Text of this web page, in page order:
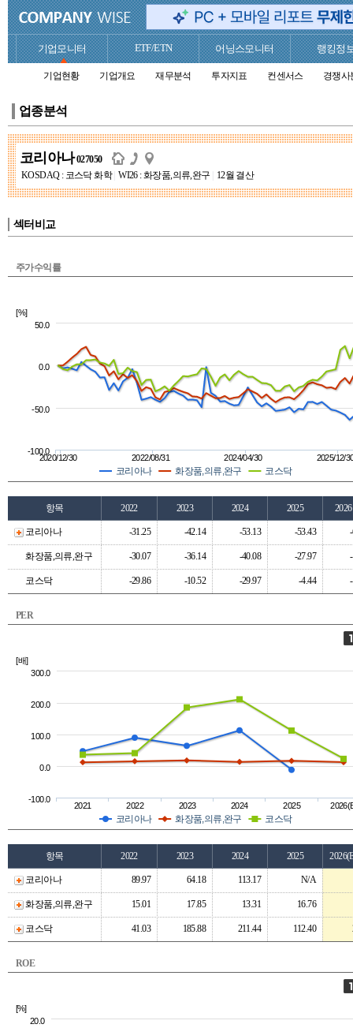
기업모니터 ETF/ETN 어닝스모니터 랭킹정
기업현황 기업개요 재무분석 투자지표 컨센서스 경쟁사
업종분석
코리아나027050
KOSDAQ : 코스닥 화학 WI26 : 화장품,의류,완구 12월 결산
섹터비교
주가수익률
[%]
코리아나 화장품,의류,완구 코스닥
2020/12/30 2022/08/31 2024/04/30 2025/12/
-100.0
-50.0
0.0
50.0
항목 2022 2023 2024 2025 2026
코리아나 -31.25 -42.14 -53.13 -53.43
화장품,의류,완구 -30.07 -36.14 -40.08 -27.97
코스닥 -29.86 -10.52 -29.97 -4.44
PER
[배]
코리아나 화장품,의류,완구 코스닥
2021 2022 2023 2024 2025
-100.0
0.0
100.0
200.0
300.0
항목 2022 2023 2024 2025
코리아나 89.97 64.18 113.17 N/A
화장품,의류,완구 15.01 17.85 13.31 16.76
코스닥 41.03 185.88 211.44 112.40
ROE
[%]
20.0